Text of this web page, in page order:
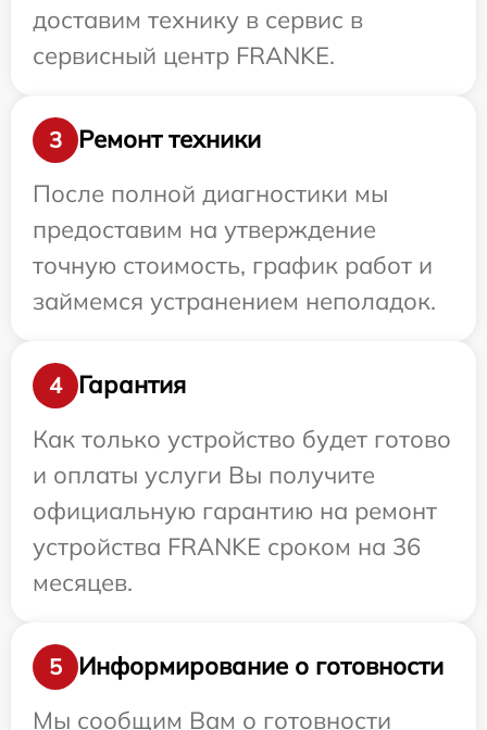
доставим технику в сервис в
сервисный центр FRANKE.
3
Ремонт техники
После полной диагностики мы
предоставим на утверждение
точную стоимость, график работ и
займемся устранением неполадок.
4
Гарантия
Как только устройство будет готово
и оплаты услуги Вы получите
официальную гарантию на ремонт
устройства FRANKE сроком на 36
месяцев.
5
Информирование о готовности
Мы сообщим Вам о готовности